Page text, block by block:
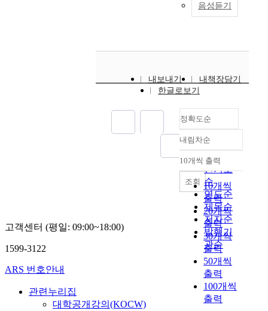
침하량이 계측침하량
의 평균 80∼90% 까지
하식을 이용한 역해석
원인으로 적용타당성
이 매우 낮았다. (3) 을
관입시험의 N치와 콘
질수록 정규화된 침하
량은 작아지는 일반적
인 경향을 보였다. 그
리고 모래층의 침하량
은 적절한 탄성계수의
선정과 연직배수재의
관입에 의하여 발생된
침하량(SPBD)의 고려
유무에 지배적인 영향
을 받는 것으로 나타났
으며, 새로이 제안된
경험식을 적용한 결과
는 실제 계측된 침하량
과 좋은 일치를 보였
다. (4) N-value를 이용
Agency에서 개발되었
델은 GIS
(Geographical
Information System)를
이용하게 개발되었으
며 토양섬분과 지형적
특성을 구 분하여 유역
세분할 수 있다. 또한
SWRRBWQ 모델은 토
양 성분을 구체적으로
입력시킴으로서 지하
수의 유량과 증발 증산
량까지 고려할 수 있
다. 이러한 점은 지금
까지 개발된 비점오염
원의 모델에서 찾아볼
본 연구에서는
ARC/INFO system을
음성듣기
에
화
내보내기
내책장담기
한글로보기
정확도순
정확도
순
인기도
순
연도순
제목순
저자순
발행기
관순
내림차순
내림차순
10개씩 출력
10개씩
출력
20개씩
출력
30개씩
출력
50개씩
출력
100개씩
출력
조회
고객센터 (평일: 09:00~18:00)
1599-3122
ARS 번호안내
관련누리집
대학공개강의(KOCW)